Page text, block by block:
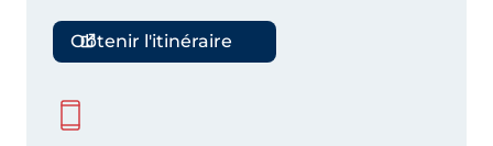
Obtenir l'itinéraire